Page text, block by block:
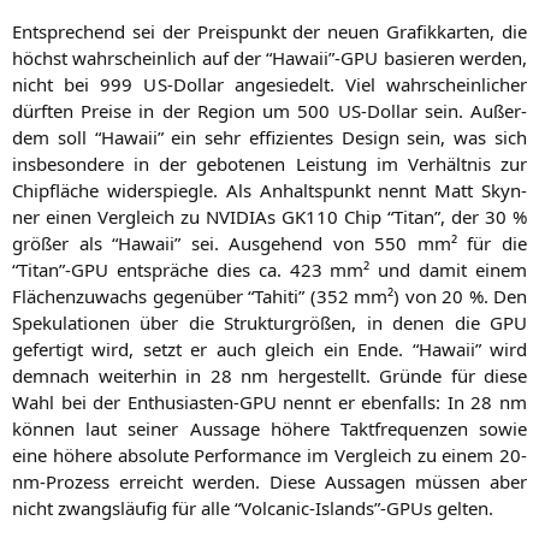
Ent­spre­chend sei der Preis­punkt der neu­en Gra­fik­kar­ten, die
höchst wahr­schein­lich auf der “Hawaii”-GPU basie­ren wer­den,
nicht bei 999 US-Dol­lar ange­sie­delt. Viel wahr­schein­li­cher
dürf­ten Prei­se in der Regi­on um 500 US-Dol­lar sein. Außer­
dem soll “Hawaii” ein sehr effi­zi­en­tes Design sein, was sich
ins­be­son­de­re in der gebo­te­nen Leis­tung im Ver­hält­nis zur
Chip­flä­che wider­spieg­le. Als Anhalts­punkt nennt Matt Skyn­
ner einen Ver­gleich zu NVI­DI­As GK110 Chip “Titan”, der 30 %
grö­ßer als “Hawaii” sei. Aus­ge­hend von 550 mm² für die
“Titan”-GPU ent­sprä­che dies ca. 423 mm² und damit einem
Flä­chen­zu­wachs gegen­über “Tahi­ti” (352 mm²) von 20 %. Den
Spe­ku­la­tio­nen über die Struk­tur­grö­ßen, in denen die GPU
gefer­tigt wird, setzt er auch gleich ein Ende. “Hawaii” wird
dem­nach wei­ter­hin in 28 nm her­ge­stellt. Grün­de für die­se
Wahl bei der Enthu­si­as­ten-GPU nennt er eben­falls: In 28 nm
kön­nen laut sei­ner Aus­sa­ge höhe­re Takt­fre­quen­zen sowie
eine höhe­re abso­lu­te Per­for­mance im Ver­gleich zu einem 20-
nm-Pro­zess erreicht wer­den. Die­se Aus­sa­gen müs­sen aber
nicht zwangs­läu­fig für alle “Volcanic-Islands”-GPUs gelten.